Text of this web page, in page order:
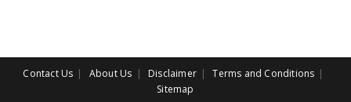
Contact Us About Us Disclaimer
Terms and Conditions
Sitemap